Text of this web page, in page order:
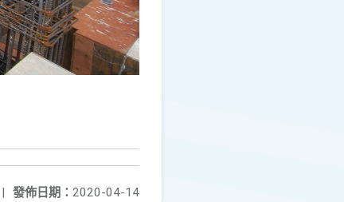
發佈日期： 2020-04-14
|